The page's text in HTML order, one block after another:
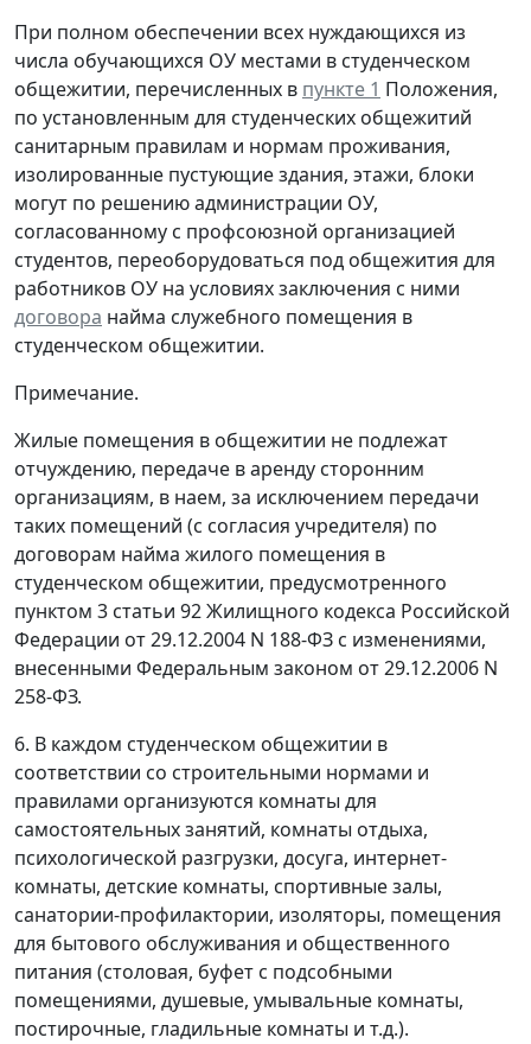
При полном обеспечении всех нуждающихся из
числа обучающихся ОУ местами в студенческом
общежитии, перечисленных в пункте 1 Положения,
по установленным для студенческих общежитий
санитарным правилам и нормам проживания,
изолированные пустующие здания, этажи, блоки
могут по решению администрации ОУ,
согласованному с профсоюзной организацией
студентов, переоборудоваться под общежития для
работников ОУ на условиях заключения с ними
договора найма служебного помещения в
студенческом общежитии.
Примечание.
Жилые помещения в общежитии не подлежат
отчуждению, передаче в аренду сторонним
организациям, в наем, за исключением передачи
таких помещений (с согласия учредителя) по
договорам найма жилого помещения в
студенческом общежитии, предусмотренного
пунктом 3 статьи 92 Жилищного кодекса Российской
Федерации от 29.12.2004 N 188-ФЗ с изменениями,
внесенными Федеральным законом от 29.12.2006 N
258-ФЗ.
6. В каждом студенческом общежитии в
соответствии со строительными нормами и
правилами организуются комнаты для
самостоятельных занятий, комнаты отдыха,
психологической разгрузки, досуга, интернет-
комнаты, детские комнаты, спортивные залы,
санатории-профилактории, изоляторы, помещения
для бытового обслуживания и общественного
питания (столовая, буфет с подсобными
помещениями, душевые, умывальные комнаты,
постирочные, гладильные комнаты и т.д.).